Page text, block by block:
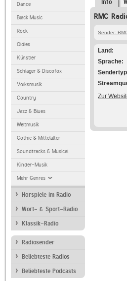
Dance
Black Music
Rock
Oldies
Künstler
Schlager & Discofox
Volksmusik
Country
Jazz & Blues
Weltmusik
Gothic & Mittelalter
Soundtracks & Musical
Kinder-Musik
Mehr Genres
Hörspiele im Radio
Wort- & Sport-Radio
Klassik-Radio
Radiosender
Beliebteste Radios
Beliebteste Podcasts
Info
RMC
Sender:
Land
Sprache
Sendertyp
Zur